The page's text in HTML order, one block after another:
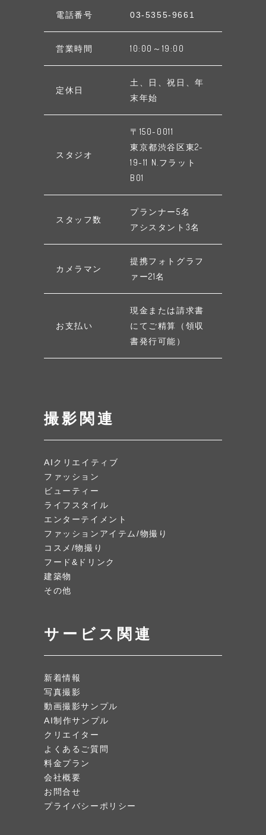
撮影関連
AIクリエイティブ
ファッション
ビューティー
ライフスタイル
エンターテイメント
ファッションアイテム/物撮り
コスメ/物撮り
フード&ドリンク
建築物
その他
サービス関連
新着情報
写真撮影
動画撮影サンプル
AI制作サンプル
クリエイター
よくあるご質問
料金プラン
会社概要
お問合せ
プライバシーポリシー
電話番号 03-5355-9661
営業時間 10:00～19:00
定休日
土、日、祝日、年
末年始
スタジオ
〒150-0011
東京都渋谷区東2-
19-11 N.フラット
B01
スタッフ数
プランナー5名
アシスタント3名
カメラマン
提携フォトグラフ
ァー21名
お支払い
現金または請求書
にてご精算（領収
書発行可能）